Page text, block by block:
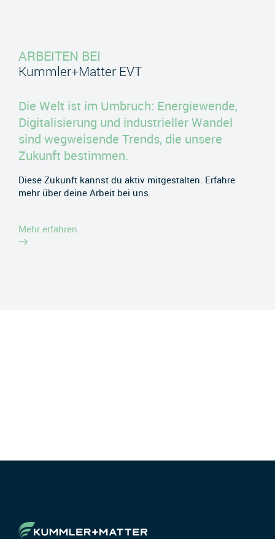
ARBEITEN BEI
Kummler+Matter EVT
Die Welt ist im Umbruch: Energiewende,
Digitalisierung und industrieller Wandel
sind wegweisende Trends, die unsere
Zukunft bestimmen.
Diese Zukunft kannst du aktiv mitgestalten. Erfahre
mehr über deine Arbeit bei uns.
Mehr erfahren